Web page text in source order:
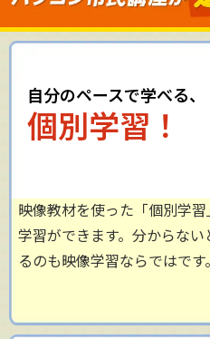
自分のペースで学べる、
個別学習！
映像教材を使った「個別学
学習ができます。分からな
るのも映像学習ならではです。